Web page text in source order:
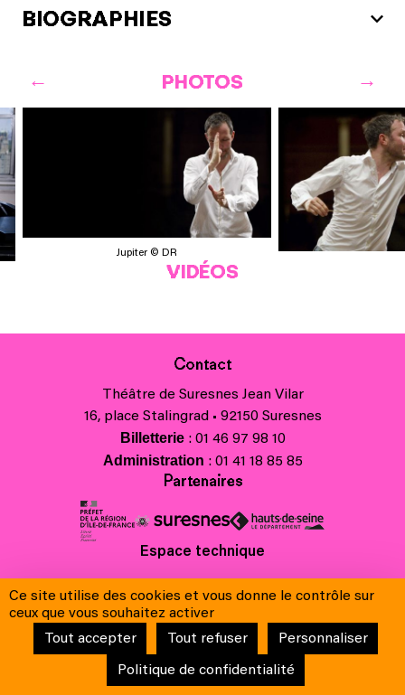
BIOGRAPHIES
PHOTOS
Jupiter © DR
VIDÉOS
Contact
Théâtre de Suresnes Jean Vilar
16, place Stalingrad • 92150 Suresnes
Billetterie: 01 46 97 98 10
Administration : 01 41 18 85 85
Partenaires
Espace technique
Contacts
Crédits
Mentions légales & Charte de protection des données
Conditions générales de vente
Ce site utilise des cookies et vous donne le contrôle sur
ceux que vous souhaitez activer
Tout accepter
Tout refuser Personnaliser
Politique de confidentialité